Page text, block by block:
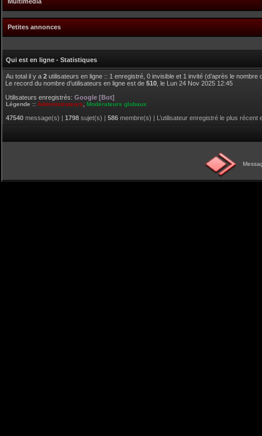
Petites annonces
Qui est en ligne - Statistiques
Au total il y a 2 utilisateurs en ligne :: 1 enregistré, 0 invisible et 1 invité (d’après le
Le record du nombre d’utilisateurs en ligne est de 510 , le Lun 24 Nov 2025 12:45
Utilisateurs enregistrés: Google [Bot]
Légende :: Administrateurs Modérateurs globaux
47540 message(s) | 1798 sujet(s) | 586 membre(s) | L’utilisateur enregistré le plus récent